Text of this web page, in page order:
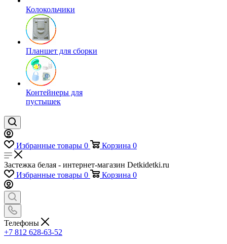
Колокольчики
Планшет для сборки
Контейнеры для
пустышек
Избранные товары 0 Корзина 0
Застежка белая - интернет-магазин Detkidetki.ru
Избранные товары 0 Корзина 0
Телефоны
+7 812 628-63-52